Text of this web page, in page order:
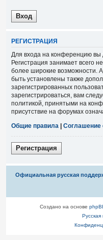
РЕГИСТРАЦИЯ
Для входа на конференцию вы
Регистрация занимает всего
более широкие возможности.
быть установлены также
зарегистрированных
зарегистрироваться, вам
политикой, принятыми на
присутствие на форумах
Общие правила
Соглашение
Регистрация
Официальная русская
Связаться с
Создано на основе